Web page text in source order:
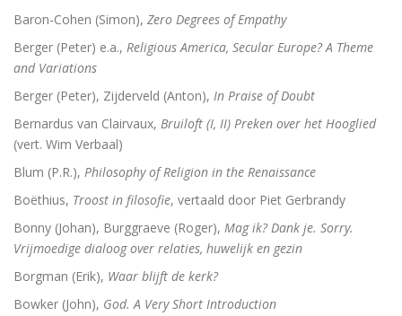
Alkibiades
De schepping van de wereld
Inclusieve godsdienstpedagogiek
Luther de biografie
Holy Ignorance (La sainte ignorance)
In de handen van mensen. 2000 jaar Christus in
Baron-Cohen (Simon), Zero Degrees of Empathy
Berger (Peter) e.a., Religious America, Secular Europe? A Theme
and Variations
Berger (Peter), Zijderveld (Anton), In Praise of Doubt
Bernardus van Clairvaux, Bruiloft (I, II) Preken over het Hooglied
(vert. Wim Verbaal)
Blum (P.R.), Philosophy of Religion in the Renaissance
Boëthius, Troost in filosofie, vertaald door Piet Gerbrandy
Bonny (Johan), Burggraeve (Roger), Mag ik? Dank je. Sorry.
Vrijmoedige dialoog over relaties, huwelijk en gezin
Borgman (Erik), Waar blijft de kerk?
Bowker (John), God. A Very Short Introduction